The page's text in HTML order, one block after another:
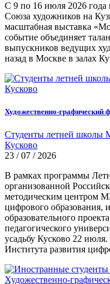
С 9 по 16 июля 2026 года
Союза художников на
масштабная выставка
событие объединяет
выпускников ведущих
назад в Москве в залах
Художественно-графический
Студенты летней школы
Кусково
23 / 07 / 2026
В рамках программы
организованной
методическим центром
цифрового образования,
образовательного
педагогического
усадьбу Кусково 22
Института развития